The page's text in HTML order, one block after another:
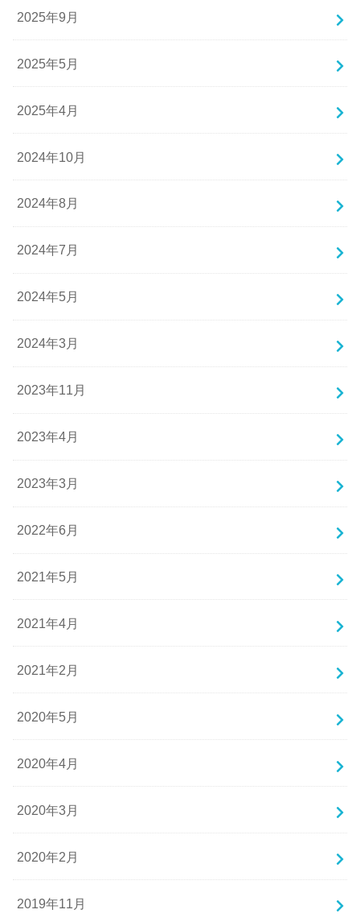
2025年9月
2025年5月
2025年4月
2024年10月
2024年8月
2024年7月
2024年5月
2024年3月
2023年11月
2023年4月
2023年3月
2022年6月
2021年5月
2021年4月
2021年2月
2020年5月
2020年4月
2020年3月
2020年2月
2019年11月